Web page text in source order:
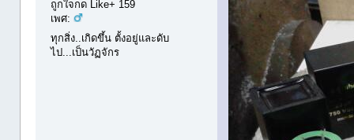
ถูกใจกด Like+ 159
เพศ:
ทุกสิ่ง..เกิดขึ้น ตั้งอยู่และดับ
ไป...เป็นวัฏจักร